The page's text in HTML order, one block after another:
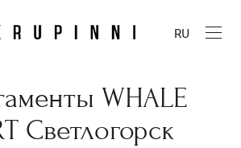
RU
WHALE
Светлогорск